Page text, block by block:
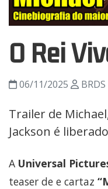
O Rei
06/11/2025 BRDS
Trailer de
Jackson é liberado
A Universal
teaser de e cartaz